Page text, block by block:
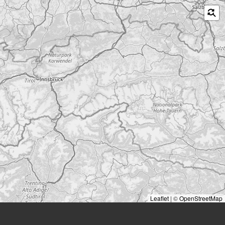
Leaflet | ©OpenStreetMap